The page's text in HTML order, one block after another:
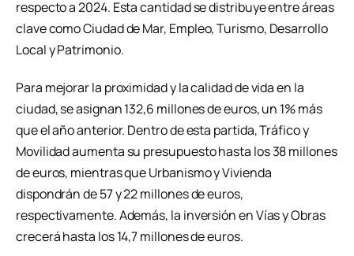
respecto a 2024. Esta cantidad se distribuye entre áreas
clave como Ciudad de Mar, Empleo, Turismo, Desarrollo
Local y Patrimonio.
Para mejorar la proximidad y la calidad de vida en la
ciudad, se asignan 132,6 millones de euros, un 1% más
que el año anterior. Dentro de esta partida, Tráfico y
Movilidad aumenta su presupuesto hasta los 38 millones
de euros, mientras que Urbanismo y Vivienda
dispondrán de 57 y 22 millones de euros,
respectivamente. Además, la inversión en Vías y Obras
crecerá hasta los 14,7 millones de euros.